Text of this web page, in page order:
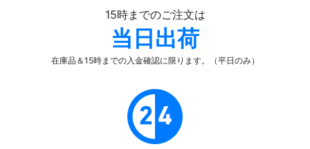
15時までのご注文は
当日出荷
在庫品＆15時までの入金確認に限ります。（平日のみ）